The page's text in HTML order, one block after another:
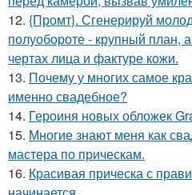
12. {Промт}. Сгенерируй
полуобороте - крупный план,
чертах лица и фактуре кожи.
13. Почему у многих самое
именно свадебное?
14. Героиня новых обложек
15. Многие знают меня как
мастера по прическам.
16. Красивая прическа с